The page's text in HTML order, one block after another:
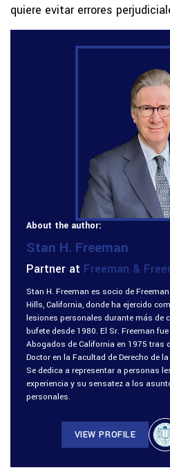
quiere evitar errores
About the author:
Stan H. Freeman
Partner at Freeman &
Stan H. Freeman es socio de
Hills, California, donde ha ejercido
lesiones personales durante más de
bufete desde 1980. El Sr. Freeman
Abogados de California en 1975 tras
Doctor en la Facultad de Derecho de
Se dedica a representar a personas
experiencia y su sensatez a los
personales.
VIEW PROFILE